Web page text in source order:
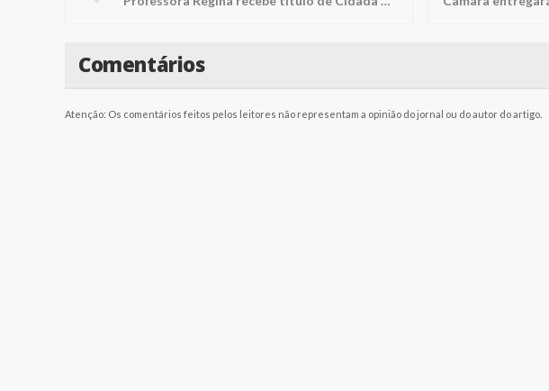
Comentários
Atenção: Os comentários feitos pelos leitores não representam a opinião do jornal ou do autor do artigo.